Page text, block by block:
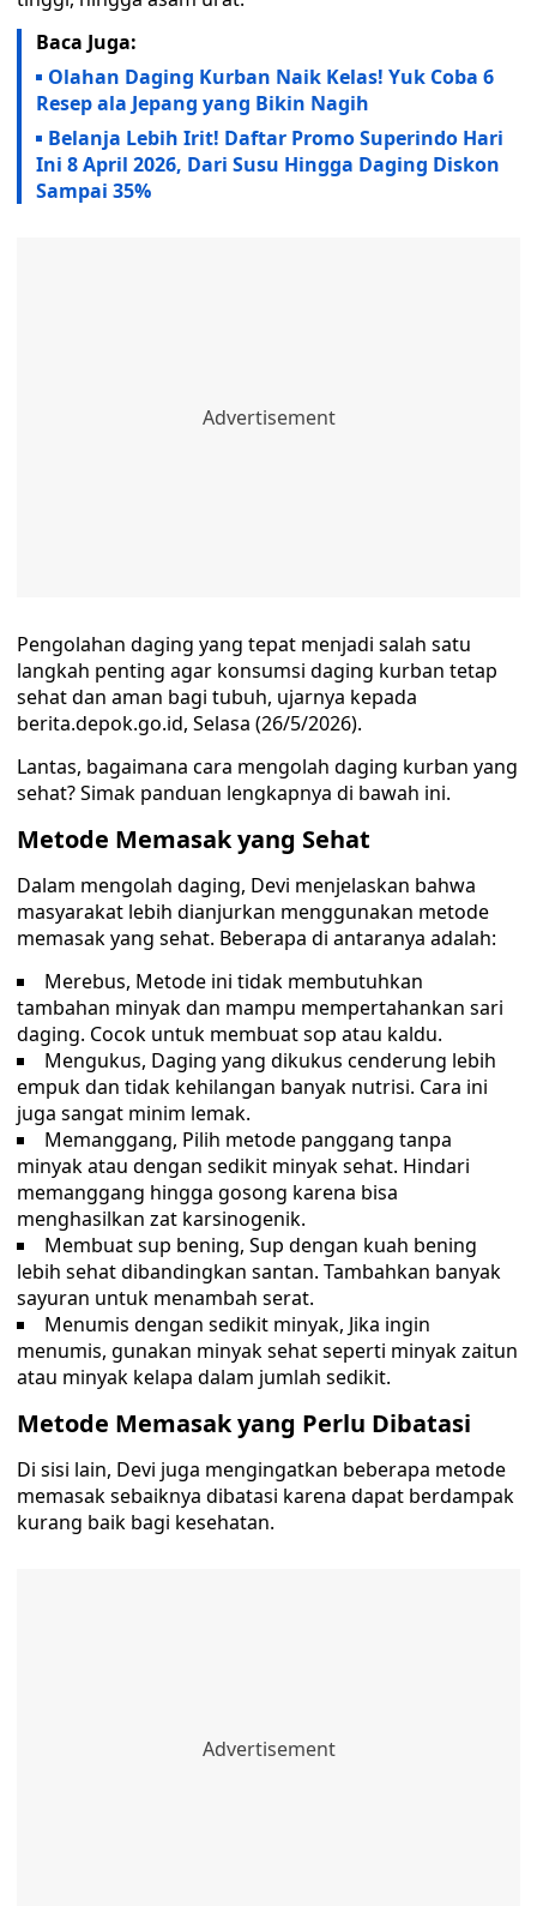
Baca Juga:
Olahan Daging Kurban Naik Kelas! Yuk Coba 6
Resep ala Jepang yang Bikin Nagih
Belanja Lebih Irit! Daftar Promo Superindo Hari
Ini 8 April 2026, Dari Susu Hingga Daging Diskon
Sampai 35%
Pengolahan daging yang tepat menjadi salah satu
langkah penting agar konsumsi daging kurban tetap
sehat dan aman bagi tubuh, ujarnya kepada
berita.depok.go.id, Selasa (26/5/2026).
Lantas, bagaimana cara mengolah daging kurban yang
sehat? Simak panduan lengkapnya di bawah ini.
Metode Memasak yang Sehat
Dalam mengolah daging, Devi menjelaskan bahwa
masyarakat lebih dianjurkan menggunakan metode
memasak yang sehat. Beberapa di antaranya adalah:
Merebus, Metode ini tidak membutuhkan
tambahan minyak dan mampu mempertahankan sari
daging. Cocok untuk membuat sop atau kaldu.
Mengukus, Daging yang dikukus cenderung lebih
empuk dan tidak kehilangan banyak nutrisi. Cara ini
juga sangat minim lemak.
Memanggang, Pilih metode panggang tanpa
minyak atau dengan sedikit minyak sehat. Hindari
memanggang hingga gosong karena bisa
menghasilkan zat karsinogenik.
Membuat sup bening, Sup dengan kuah bening
lebih sehat dibandingkan santan. Tambahkan banyak
sayuran untuk menambah serat.
Menumis dengan sedikit minyak, Jika ingin
menumis, gunakan minyak sehat seperti minyak zaitun
atau minyak kelapa dalam jumlah sedikit.
Metode Memasak yang Perlu Dibatasi
Di sisi lain, Devi juga mengingatkan beberapa metode
memasak sebaiknya dibatasi karena dapat berdampak
kurang baik bagi kesehatan.